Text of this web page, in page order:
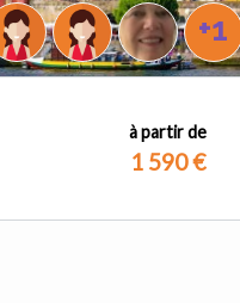
+1
à partir de
1 590€